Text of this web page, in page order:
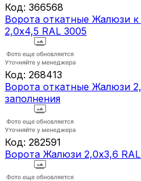
Код: 366568
Ворота откатные Жалюзи
2,0х4,5 RAL 3005
Код: 268413
Ворота откатные Жалюзи
заполнения
Код: 282591
Ворота Жалюзи 2,0х3,6